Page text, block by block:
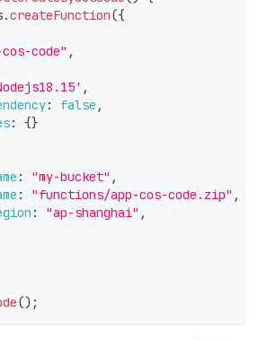
.createFunction({
code" ,
,
: false ,
: {}
: "my-bucket" ,
: "functions/app-cos-code.zip" ,
: "ap-shanghai" ,
() ;